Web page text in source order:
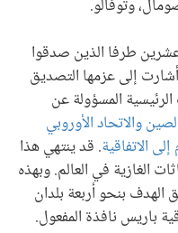
وتوفالو.
طرفا الذين صدقوا
إلى عزمها التصديق
المسؤولة عن
والاتحاد الأوروبي
الاتفاقية. قد ينتهي هذا
من الانبعاثات الغازية في العالم. وبهذه
الهدف بنحو أربعة بلدان
باريس نافذة المفعول.